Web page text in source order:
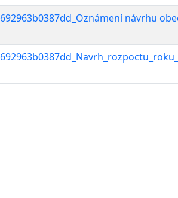
692963b0387dd_Oznámení návrhu